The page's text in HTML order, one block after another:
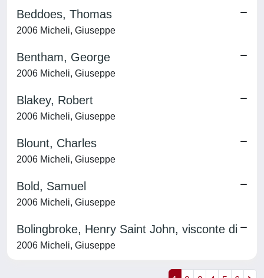
Beddoes, Thomas
2006 Micheli, Giuseppe
Bentham, George
2006 Micheli, Giuseppe
Blakey, Robert
2006 Micheli, Giuseppe
Blount, Charles
2006 Micheli, Giuseppe
Bold, Samuel
2006 Micheli, Giuseppe
Bolingbroke, Henry Saint John, visconte di
2006 Micheli, Giuseppe